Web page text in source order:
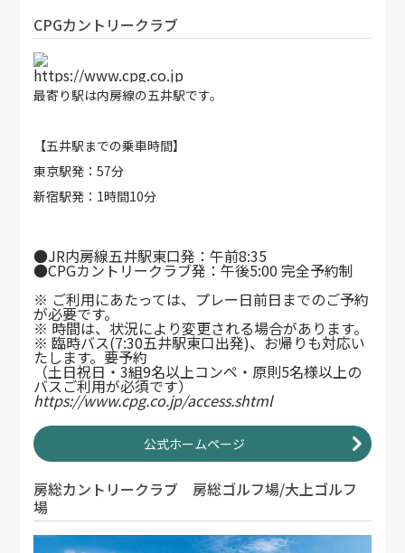
CPGカントリークラブ
https://www.cpg.co.jp
最寄り駅は内房線の五井駅です。
【五井駅までの乗車時間】
東京駅発：57分
新宿駅発：1時間10分
●JR内房線五井駅東口発：午前8:35
●CPGカントリークラブ発：午後5:00 完全予約制
※ ご利用にあたっては、プレー日前日までのご予約
が必要です。
※ 時間は、状況により変更される場合があります。
※ 臨時バス(7:30五井駅東口出発)、お帰りも対応い
たします。要予約
（土日祝日・3組9名以上コンペ・原則5名様以上の
バスご利用が必須です）
https://www.cpg.co.jp/access.shtml
公式ホームページ
房総カントリークラブ 房総ゴルフ場/大上ゴルフ
場